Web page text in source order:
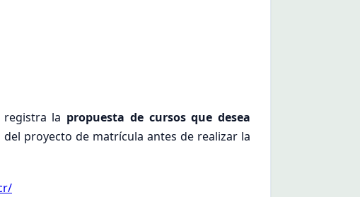
la propuesta de cursos que desea
proyecto de matrícula antes de realizar la